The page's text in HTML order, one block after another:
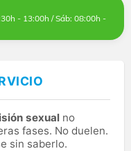
- 13:00h / Sáb: 08:00h -
sexual no
fases. No duelen.
sin saberlo.